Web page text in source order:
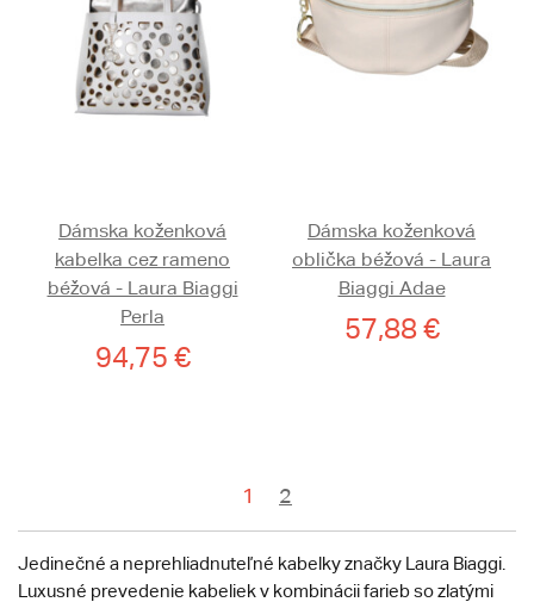
Dámska koženková
kabelka cez rameno
béžová - Laura Biaggi
Perla
94,75 €
Dámska koženková
oblička béžová - Laura
Biaggi Adae
57,88 €
1 2
Jedinečné a neprehliadnuteľné kabelky značky Laura Biaggi.
Luxusné prevedenie kabeliek v kombinácii farieb so zlatými